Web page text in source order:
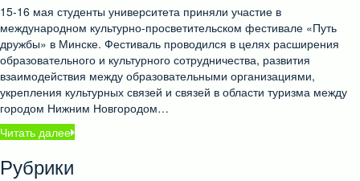
15-16 мая студенты университета приняли участие в
международном культурно-просветительском фестивале «Путь
дружбы» в Минске. Фестиваль проводился в целях расширения
образовательного и культурного сотрудничества, развития
взаимодействия между образовательными организациями,
укрепления культурных связей и связей в области туризма между
городом Нижним Новгородом…
Читать далее
Рубрики